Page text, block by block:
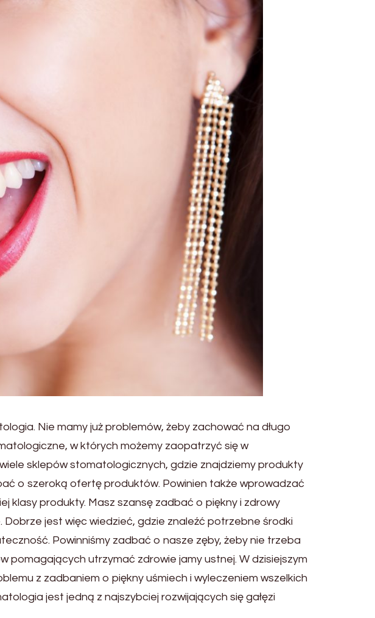
Nie mamy już problemów, żeby zachować na długo
w których możemy zaopatrzyć się w
sklepów stomatologicznych, gdzie znajdziemy produkty
o szeroką ofertę produktów. Powinien także wprowadzać
klasy produkty. Masz szansę zadbać o piękny i zdrowy
Dobrze jest więc wiedzieć, gdzie znaleźć potrzebne środki
Powinniśmy zadbać o nasze zęby, żeby nie trzeba
pomagających utrzymać zdrowie jamy ustnej. W dzisiejszym
z zadbaniem o piękny uśmiech i wyleczeniem wszelkich
jest jedną z najszybciej rozwijających się gałęzi